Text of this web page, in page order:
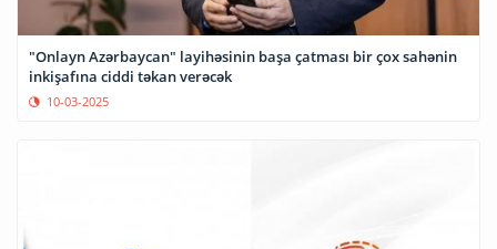
"Onlayn Azərbaycan" layihəsinin başa çatması bir çox sahənin
inkişafına ciddi təkan verəcək
10-03-2025